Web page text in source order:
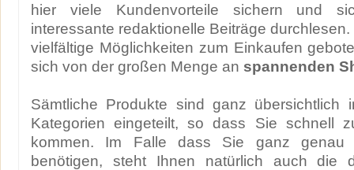
hier viele Kundenvorteile sichern und
interessante redaktionelle Beiträge
vielfältige Möglichkeiten zum Einkaufen
sich von der großen Menge an spannenden
Sämtliche Produkte sind ganz übersichtlich
Kategorien eingeteilt, so dass Sie schnell
kommen. Im Falle dass Sie ganz genau
benötigen, steht Ihnen natürlich auch die